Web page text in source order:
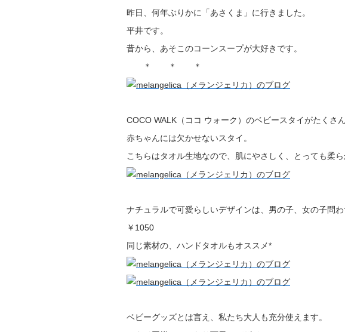
昨日、何年ぶりかに「あさくま」に行きました。
平井です。
昔から、あそこのコーンスープが大好きです。
＊ ＊ ＊
COCO WALK（ココ ウォーク）のベビースタイがたくさ
赤ちゃんには欠かせないスタイ。
こちらはタオル生地なので、肌にやさしく、とっても柔
ナチュラルで可愛らしいデザインは、男の子、女の子問わ
￥1050
同じ素材の、ハンドタオルもオススメ*
ベビーグッズとは言え、私たち大人も充分使えます。